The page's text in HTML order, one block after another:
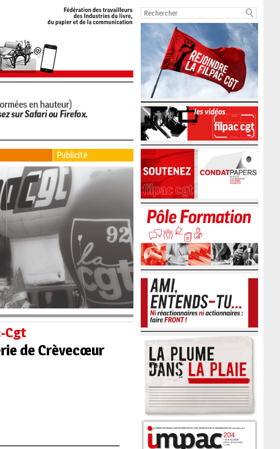
Publicité
Cgt
de Crèvecœur